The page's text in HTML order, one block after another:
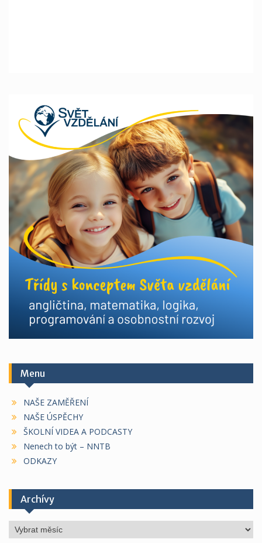
Menu
NAŠE ZAMĚŘENÍ
NAŠE ÚSPĚCHY
ŠKOLNÍ VIDEA A PODCASTY
Nenech to být – NNTB
ODKAZY
Archívy
Archívy